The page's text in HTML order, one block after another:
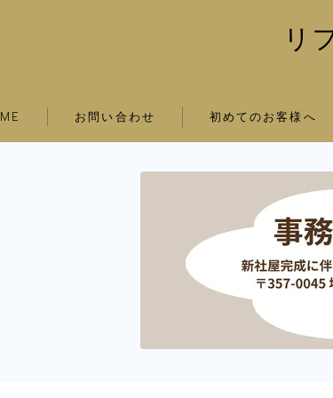
リ
お問い合わせ 初めてのお客様へ